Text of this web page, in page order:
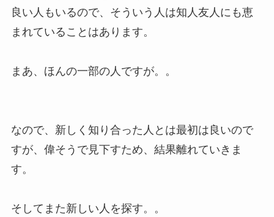
良い人もいるので、そういう人は知人友人にも恵
まれていることはあります。
まあ、ほんの一部の人ですが。。
なので、新しく知り合った人とは最初は良いので
すが、偉そうで見下すため、結果離れていきま
す。
そしてまた新しい人を探す。。